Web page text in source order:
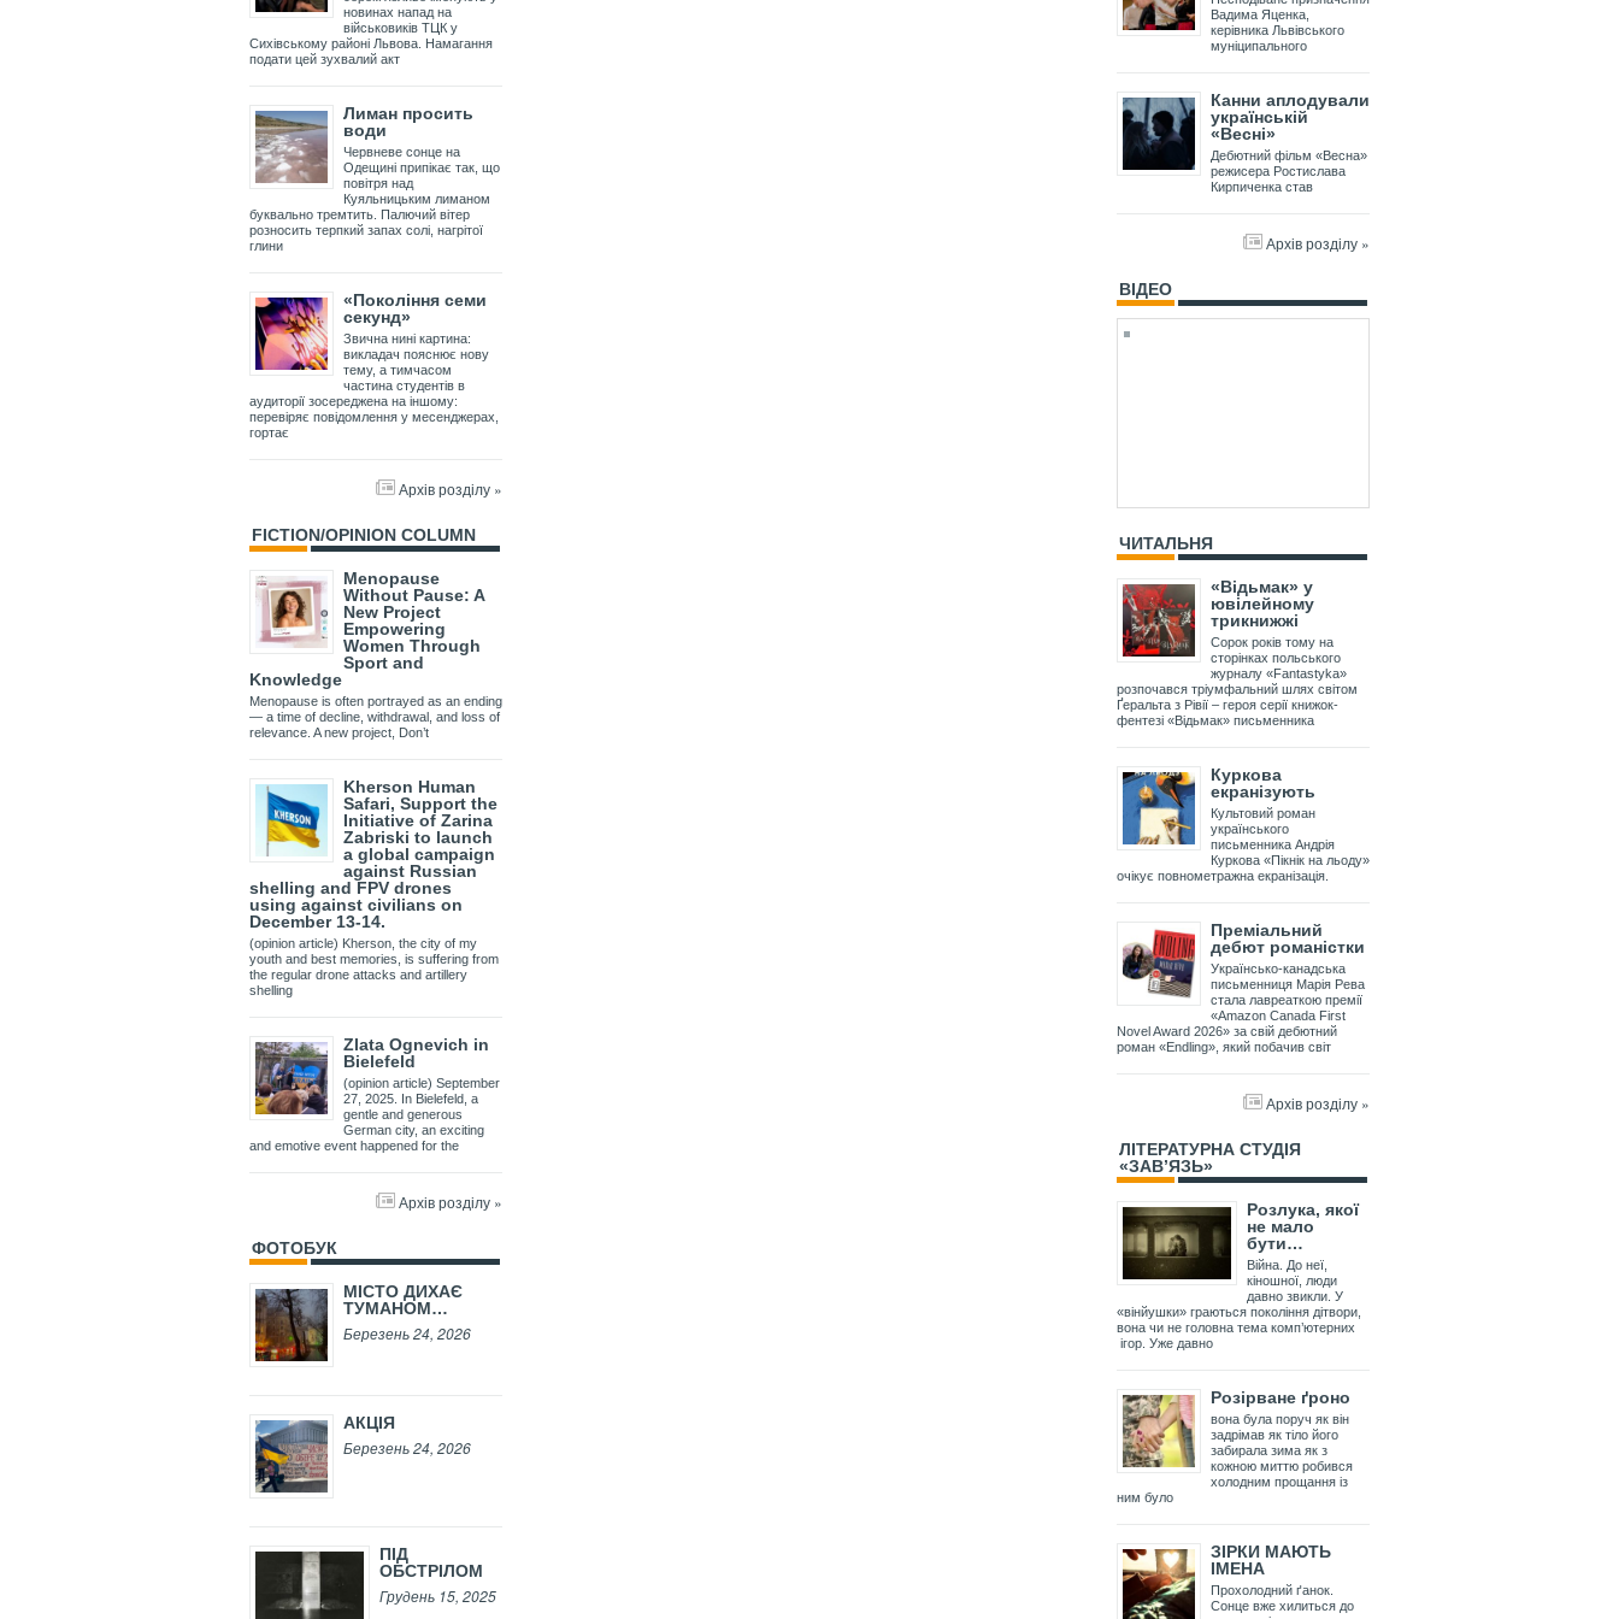
новинах напад на
військовиків ТЦК у
Сихівському районі Львова. Намагання
подати цей зухвалий акт
Лиман просить
води
Червневе сонце на
Одещині припікає так, що
повітря над
Куяльницьким лиманом
буквально тремтить. Палючий вітер
розносить терпкий запах солі, нагрітої
глини
«Покоління семи
секунд»
Звична нині картина:
викладач пояснює нову
тему, а тимчасом
частина студентів в
аудиторії зосереджена на іншому:
перевіряє повідомлення у месенджерах,
гортає
Архів розділу »
FICTION/OPINION COLUMN
Menopause
Without Pause: A
New Project
Empowering
Women Through
Sport and
Knowledge
Menopause is often portrayed as an ending
— a time of decline, withdrawal, and loss of
relevance. A new project, Don’t
Kherson Human
Safari, Support the
Initiative of Zarina
Zabriski to launch
a global campaign
against Russian
shelling and FPV drones
using against civilians on
December 13-14.
(opinion article) Kherson, the city of my
youth and best memories, is suffering from
the regular drone attacks and artillery
shelling
Zlata Ognevich in
Bielefeld
(opinion article) September
27, 2025. In Bielefeld, a
gentle and generous
German city, an exciting
and emotive event happened for the
Архів розділу »
ФОТОБУК
МІСТО ДИХАЄ
ТУМАНОМ…
Березень 24, 2026
АКЦІЯ
Березень 24, 2026
ПІД
ОБСТРІЛОМ
Грудень 15, 2025
Вадима Яценка,
керівника Львівського
муніципального
Канни аплодували
українській
«Весні»
Дебютний фільм «Весна»
режисера Ростислава
Кирпиченка став
Архів розділу »
ВІДЕО
ЧИТАЛЬНЯ
«Відьмак» у
ювілейному
трикнижжі
Сорок років тому на
сторінках польського
журналу «Fantastyka»
розпочався тріумфальний шлях світом
Ґеральта з Рівії – героя серії книжок-
фентезі «Відьмак» письменника
Куркова
екранізують
Культовий роман
українського
письменника Андрія
Куркова «Пікнік на льоду»
очікує повнометражна екранізація.
Преміальний
дебют романістки
Українсько-канадська
письменниця Марія Рева
стала лавреаткою премії
«Amazon Canada First
Novel Award 2026» за свій дебютний
роман «Endling», який побачив світ
Архів розділу »
ЛІТЕРАТУРНА СТУДІЯ
«ЗАВ’ЯЗЬ»
Розлука, якої
не мало
бути…
Війна. До неї,
кіношної, люди
давно звикли. У
«вінйушки» граються покоління дітвори,
вона чи не головна тема комп’ютерних
ігор. Уже давно
Розірване ґроно
вона була поруч як він
задрімав як тіло його
забирала зима як з
кожною миттю робився
холодним прощання із
ним було
ЗІРКИ МАЮТЬ
ІМЕНА
Прохолодний ґанок.
Сонце вже хилиться до